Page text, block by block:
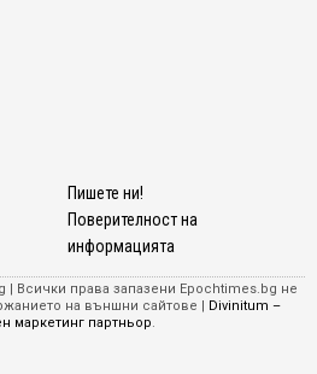
Пишете ни!
Поверителност на
информацията
| Всички права запазени Epochtimes.bg не
на външни сайтове |
Divinitum –
маркетинг партньор.